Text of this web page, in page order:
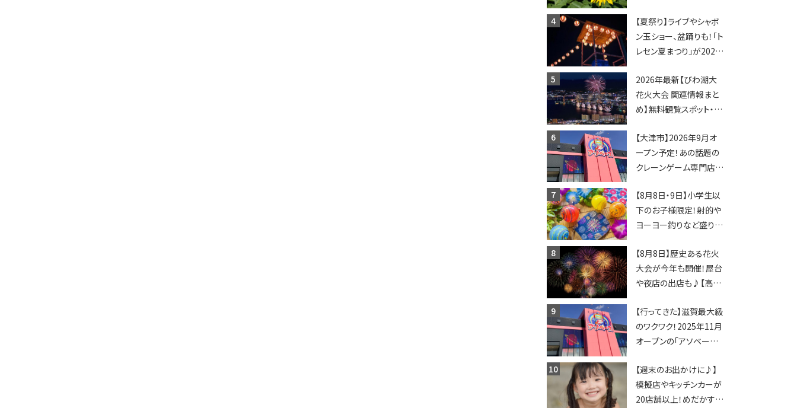
ポットやキッチンカーも
登場！何度も入園できる
フリーパスも販売★
【夏祭り】ライブやシャボ
ン玉ショー、盆踊りも！「ト
レセン夏まつり」が2026
2026年最新【びわ湖大
花火大会 関連情報まと
め】無料観覧スポット・同
ップ・交通規制に近隣施
設の駐車場情報なども
要チェック★
【大津市】2026年9月オ
ープン予定！あの話題の
クレーンゲーム専門店
ってくる！豊郷店に続く滋
賀2店舗目★
【8月8日・9日】小学生以
下のお子様限定！射的や
ヨーヨー釣りなど盛りだ
ちびっこ縁日開催♪【モリ
ーブ】
【8月8日】歴史ある花火
大会が今年も開催！屋台
や夜店の出店も♪【高宮
【行ってきた】滋賀最大級
のワクワク！2025年11月
オープンの「アソベース
レーンゲームで青果や日
用品までゲットできる新
スポット！
【週末のお出かけに♪】
模擬店やキッチンカーが
20店舗以上！めだかすく